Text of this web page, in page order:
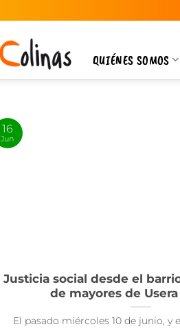
QUIÉNES SOMOS
Justicia social desde el
de mayores de
El pasado miércoles 10 de junio, y
16
Jun